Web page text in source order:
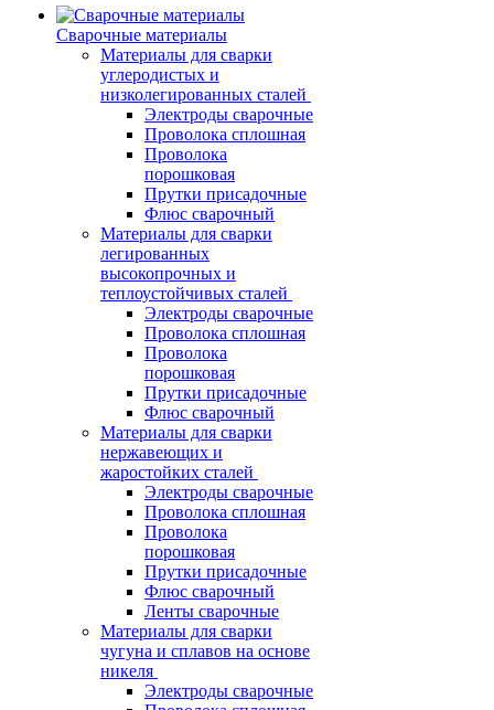
Сварочные материалы
Материалы для сварки
углеродистых и
низколегированных сталей
Электроды сварочные
Проволока сплошная
Проволока
порошковая
Прутки присадочные
Флюс сварочный
Материалы для сварки
легированных
высокопрочных и
теплоустойчивых сталей
Электроды сварочные
Проволока сплошная
Проволока
порошковая
Прутки присадочные
Флюс сварочный
Материалы для сварки
нержавеющих и
жаростойких сталей
Электроды сварочные
Проволока сплошная
Проволока
порошковая
Прутки присадочные
Флюс сварочный
Ленты сварочные
Материалы для сварки
чугуна и сплавов на основе
никеля
Электроды сварочные